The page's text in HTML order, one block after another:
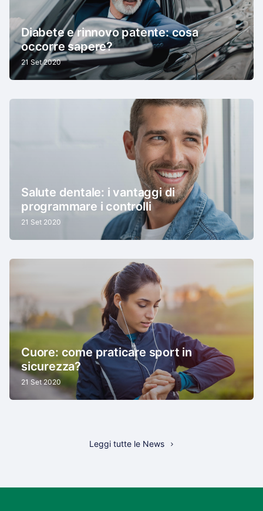
Diabete e rinnovo patente: cosa
occorre sapere?
21 Set 2020
Salute dentale: i vantaggi di
programmare i controlli
21 Set 2020
Cuore: come praticare sport in
sicurezza?
21 Set 2020
Leggi tutte le News